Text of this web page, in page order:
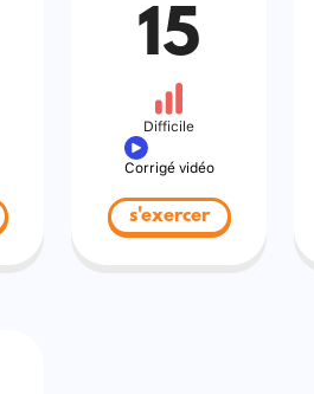
15
Difficile
Corrigé vidéo
s'exercer